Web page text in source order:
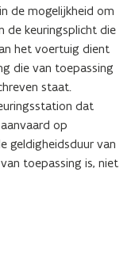
de mogelijkheid om
de keuringsplicht die
het voertuig dient
die van toepassing
staat.
dat
op
geldigheidsduur van
toepassing is, niet